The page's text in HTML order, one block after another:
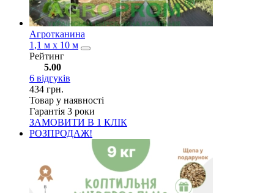
Агротканина
1,1 м х 10 м
Рейтинг
5.00
6 відгуків
434 грн.
Товар у наявності
Гарантія 3 роки
ЗАМОВИТИ В 1 КЛІК
РОЗПРОДАЖ!